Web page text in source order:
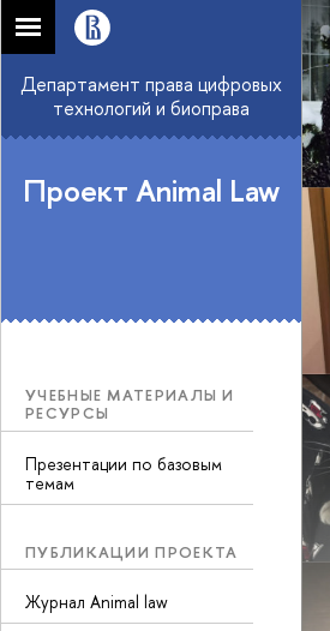
Департамент права цифровых
технологий и биоправа
Проект Animal Law
УЧЕБНЫЕ МАТЕРИАЛЫ И
РЕСУРСЫ
Презентации по базовым
темам
ПУБЛИКАЦИИ ПРОЕКТА
Журнал Animal law